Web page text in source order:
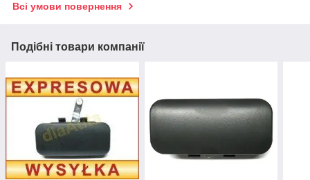
Всі умови повернення
Подібні товари компанії